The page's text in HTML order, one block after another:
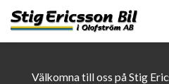
Välkomna till oss på Stig